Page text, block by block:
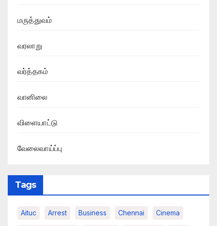
மருத்துவம்
வரலாறு
வர்த்தகம்
வானிலை
விளையாட்டு
வேலைவாய்ப்பு
Tags
Aituc Arrest Business Chennai Cinema